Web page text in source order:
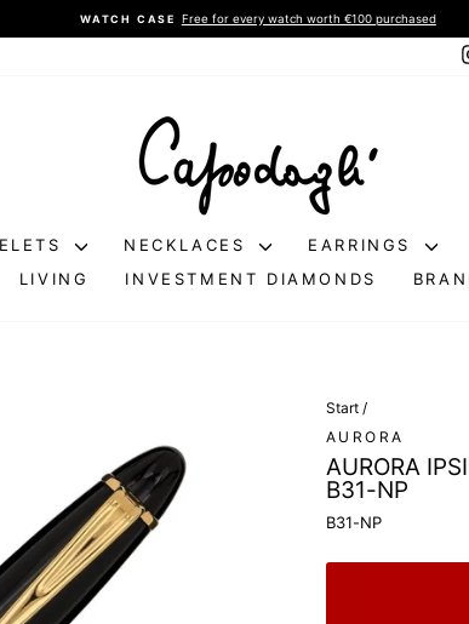
Pause
WATCH CASE Free for every watch worth €100 purchased
NECKLACES EARRINGS
LIVING INVESTMENT DIAMONDS
Start /
AURORA
AURORA
B31-NP
B31-NP